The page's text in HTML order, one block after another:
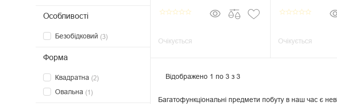
Особливості
Безобідковий (3)
Форма
Квадратна (2)
Овальна (1)
star_borderstar_borderstar_borderstar_borderstar_border
Очікується
star_borderstar_borderstar_borderstar_borderstar_border
Очікується
Відображено 1 по 3 з 3
Багатофункціональні предмети побуту в наш час є